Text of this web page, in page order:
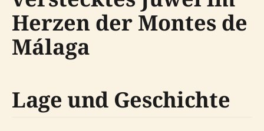
Herzen der Montes de
Málaga
Lage und Geschichte